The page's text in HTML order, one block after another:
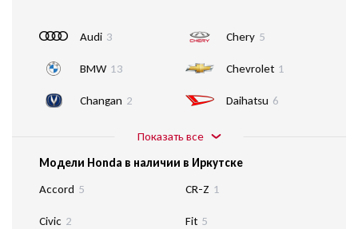
Audi 3
BMW 13
Changan 2
Chery 5
Chevrolet 1
Daihatsu 6
Показать все
Модели Honda в наличии в Иркутске
Accord 5
Civic 2
CR-Z 1
Fit 5